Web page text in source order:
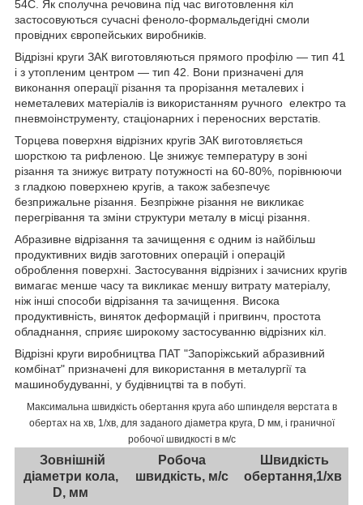
54С. Як сполучна речовина під час виготовлення кіл
застосовуються сучасні феноло-формальдегідні смоли
провідних європейських виробників.
Відрізні круги ЗАК виготовляються прямого профілю — тип 41
і з утопленим центром — тип 42. Вони призначені для
виконання операції різання та прорізання металевих і
неметалевих матеріалів із використанням ручного електро та
пневмоінструменту, стаціонарних і переносних верстатів.
Торцева поверхня відрізних кругів ЗАК виготовляється
шорсткою та рифленою. Це знижує температуру в зоні
різання та знижує витрату потужності на 60-80%, порівнюючи
з гладкою поверхнею кругів, а також забезпечує
безприжальне різання. Безпріжне різання не викликає
перегрівання та зміни структури металу в місці різання.
Абразивне відрізання та зачищення є одним із найбільш
продуктивних видів заготовних операцій і операцій
оброблення поверхні. Застосування відрізних і зачисних кругів
вимагає менше часу та викликає меншу витрату матеріалу,
ніж інші способи відрізання та зачищення. Висока
продуктивність, виняток деформацій і пригвинч, простота
обладнання, сприяє широкому застосуванню відрізних кіл.
Відрізні круги виробництва ПАТ "Запоріжський абразивний
комбінат" призначені для використання в металургії та
машинобудуванні, у будівництві та в побуті.
Максимальна швидкість обертання круга або шпинделя верстата в
обертах на хв, 1/хв, для заданого діаметра круга, D мм, і граничної
робочої швидкості в м/с
Зовнішній
діаметри кола,
D, мм
Робоча
швидкість, м/с
Швидкість
обертання,1/хв